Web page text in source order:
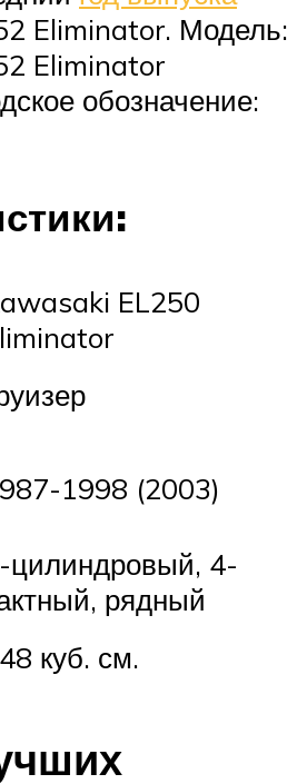
Eliminator. Модель:
Eliminator
обозначение:
EL250
1998 (2003)
цилиндровый, 4-
рядный
куб. см.